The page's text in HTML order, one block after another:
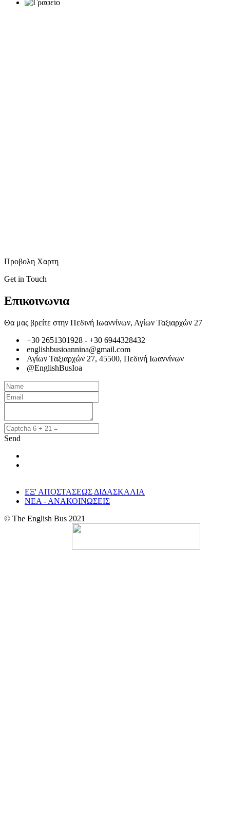
Προβολη Χαρτη
Get in Touch
Επικοινωνια
Θα μας βρείτε στην Πεδινή Ιωαννίνων, Αγίων Ταξιαρχών 27
+30 2651301928 - +30 6944328432
englishbusioannina@gmail.com
Αγίων Ταξιαρχών 27, 45500, Πεδινή Ιωαννίνων
@EnglishBusIoa
Send
ΕΞ' ΑΠΟΣΤΑΣΕΩΣ ΔΙΔΑΣΚΑΛΙΑ
ΝΕΑ - ΑΝΑΚΟΙΝΩΣΕΙΣ
© The English Bus 2021